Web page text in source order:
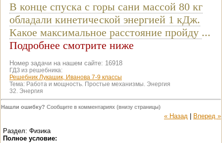
В конце спуска с горы сани массой 80 кг
обладали кинетической энергией 1 кДж.
Какое максимальное расстояние пройду ...
Подробнее смотрите ниже
Номер задачи на нашем сайте: 16918
ГДЗ из решебника:
Решебник Лукашик, Иванова 7-9 классы
Тема: Работа и мощность. Простые механизмы. Энергия
32. Энергия
Нашли ошибку? Сообщите в комментариях (внизу страницы)
« Назад
Вперед »
Раздел: Физика
Полное условие: